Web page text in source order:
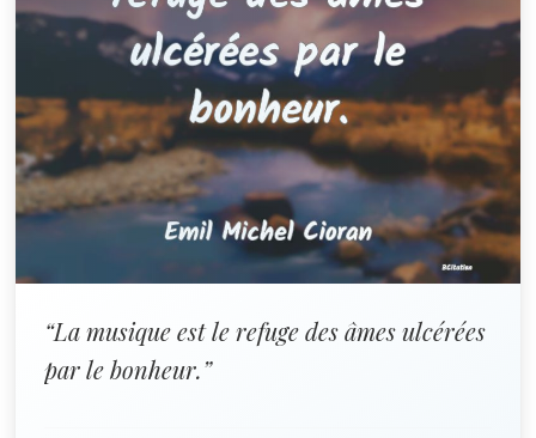
“La musique est le refuge des âmes ulcérées
par le bonheur.”